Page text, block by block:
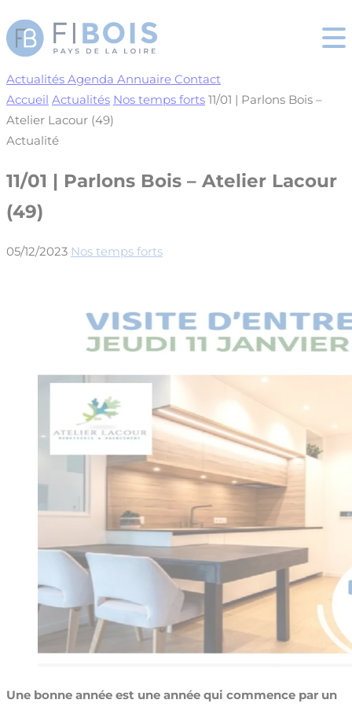
Actualités Agenda Annuaire Contact
Accueil Actualités Nos temps forts 11/01 | Parlons Bois –
Atelier Lacour (49)
Actualité
11/01 | Parlons Bois – Atelier Lacour
(49)
05/12/2023 Nos temps forts
Une bonne année est une année qui commence par un